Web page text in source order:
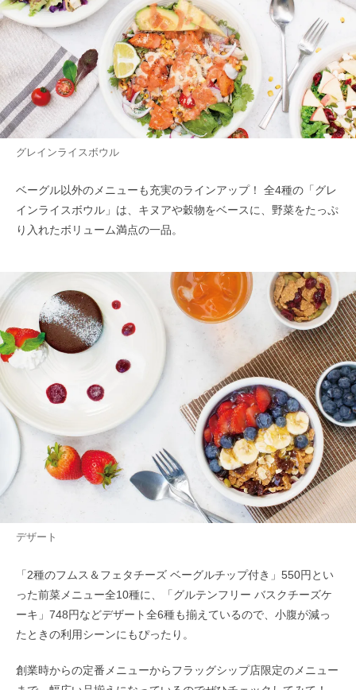
グレインライスボウル
ベーグル以外のメニューも充実のラインアップ！ 全4種の「グレ
インライスボウル」は、キヌアや穀物をベースに、野菜をたっぷ
り入れたボリューム満点の一品。
デザート
「2種のフムス＆フェタチーズ ベーグルチップ付き」550円とい
った前菜メニュー全10種に、「グルテンフリー バスクチーズケ
ーキ」748円などデザート全6種も揃えているので、小腹が減っ
たときの利用シーンにもぴったり。
創業時からの定番メニューからフラッグシップ店限定のメニュー